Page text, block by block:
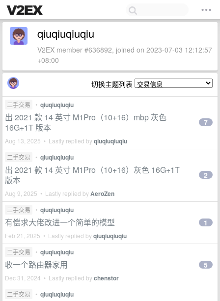
qiuqiuqiuqiu
V2EX member #636892, joined on 2023-07-03 12:12:57
+08:00
切换主题列表
二手交易 • qiuqiuqiuqiu
出 2021 款 14 英寸 M1Pro（10+16）mbp 灰色
16G+1T 版本
Aug 13, 2025 • Lastly replied byqiuqiuqiuqiu
7
二手交易 • qiuqiuqiuqiu
出 2021 款 14 英寸 M1Pro（10+16）灰色 16G+1T
版本
Aug 9, 2025 • Lastly replied byAeroZen
2
二手交易 • qiuqiuqiuqiu
有偿求大佬改进一个简单的模型
Feb 21, 2025 • Lastly replied byqiuqiuqiuqiu
1
二手交易 • qiuqiuqiuqiu
收一个路由器家用
Dec 31, 2024 • Lastly replied bychenstor
5
二手交易 • qiuqiuqiuqiu